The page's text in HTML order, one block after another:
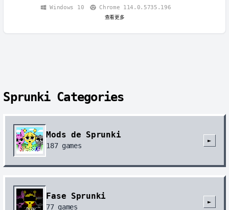
Windows 10 Chrome 114.0.5735.196
查看更多
Sprunki Categories
Mods de Sprunki
187games
►
Fase Sprunki
77games
►